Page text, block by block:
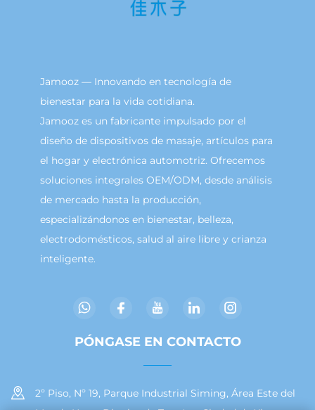
Jamooz — Innovando en tecnología de
bienestar para la vida cotidiana.
Jamooz es un fabricante impulsado por el
diseño de dispositivos de masaje, artículos para
el hogar y electrónica automotriz. Ofrecemos
soluciones integrales OEM/ODM, desde análisis
de mercado hasta la producción,
especializándonos en bienestar, belleza,
electrodomésticos, salud al aire libre y crianza
inteligente.
PÓNGASE EN CONTACTO
2º Piso, Nº 19, Parque Industrial Siming, Área Este del